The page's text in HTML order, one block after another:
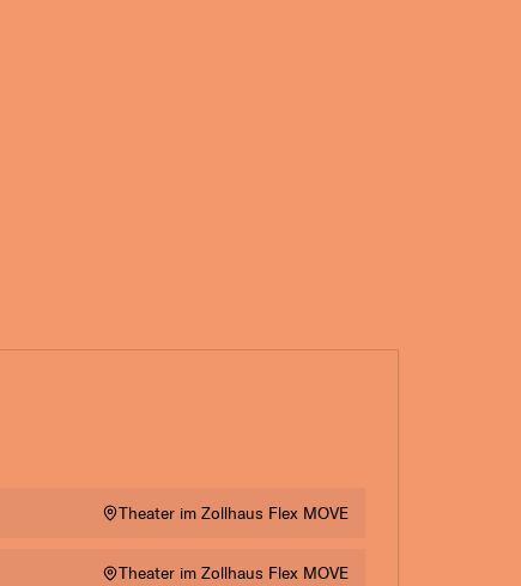
Theater im Zollhaus Flex MOVE
Theater im Zollhaus Flex MOVE